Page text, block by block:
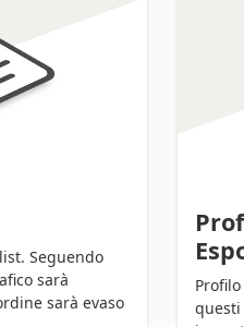
Seguendo
sarà
sarà evaso